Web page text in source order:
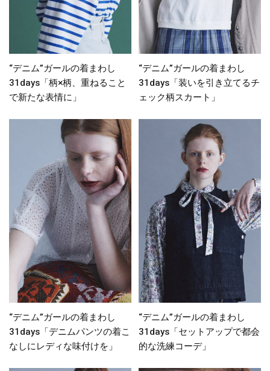
“デニム”ガールの着まわし
31days「柄×柄、重ねること
で新たな表情に」
“デニム”ガールの着まわし
31days「装いを引き立てるチ
ェック柄スカート」
“デニム”ガールの着まわし
31days「デニムパンツの着こ
なしにレディな味付けを」
“デニム”ガールの着まわし
31days「セットアップで都会
的な洗練コーデ」